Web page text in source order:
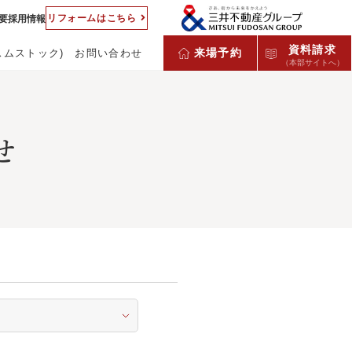
採用情報 リフォームはこちら
ストック) お問い合わせ 来場予約 資料請求
（本部サイトへ）